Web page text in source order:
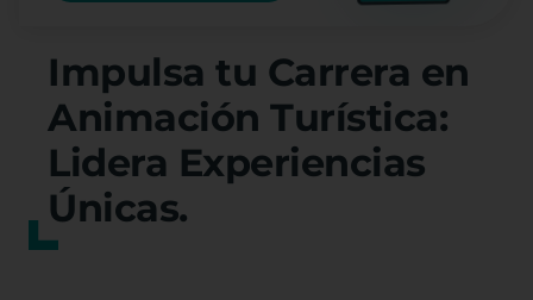
Impulsa tu Carrera en
Animación Turística:
Lidera Experiencias
Únicas.